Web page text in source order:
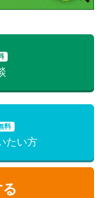
料
たい方